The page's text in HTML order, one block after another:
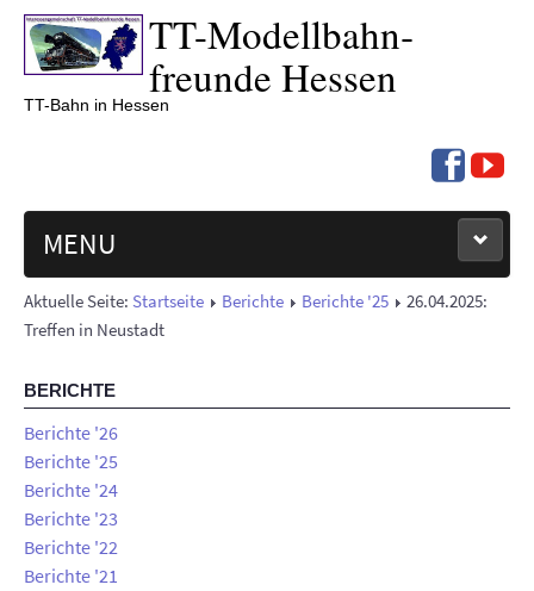
TT-Modell­bahn­
freunde Hessen
TT-Bahn in Hessen
MENU
NEUIGKEITEN
BERICHTE
ÜBER UNS
AUSSTELLUNGEN
Aktuelle Seite: Startseite Berichte Berichte '25
26.04.2025:
Treffen in Neustadt
BERICHTE
Berichte '26
Berichte '25
Berichte '24
Berichte '23
Berichte '22
Berichte '21